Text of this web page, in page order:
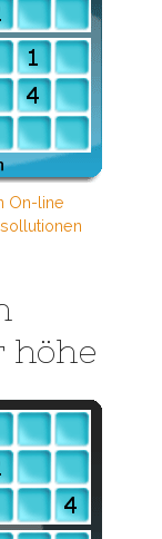
On-line
höhe